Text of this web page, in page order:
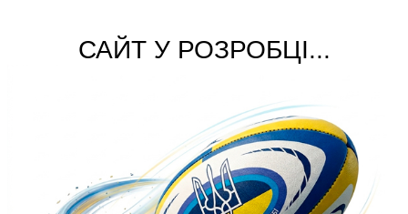
САЙТ У РОЗРОБЦІ...